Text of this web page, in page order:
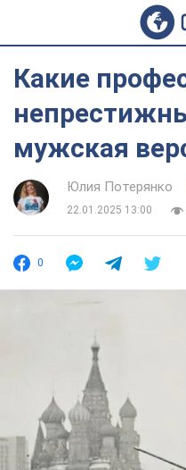
Какие
мужская
Юлия Потерянко
22.01.2025 13:00
0